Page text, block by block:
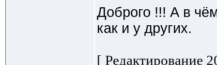
Доброго !!! А в
как и у других.
[ Редактирование